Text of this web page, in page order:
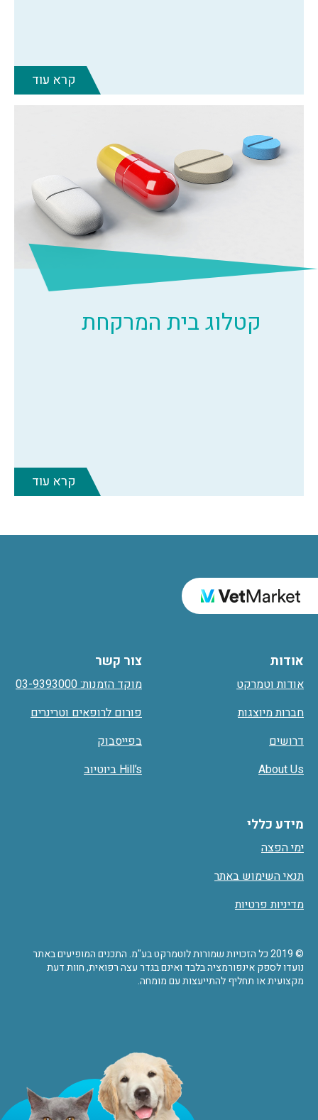
קרא עוד
קטלוג בית המרקחת
קרא עוד
אודות
אודות וטמרקט
חברות מיוצגות
דרושים
About Us
מידע כללי
ימי הפצה
תנאי השימוש באתר
מדיניות פרטיות
צור קשר
מוקד הזמנות: 03-9393000
פורום לרופאים וטרינרים
בפייסבוק
Hill’s ביוטיוב
© 2019 כל הזכויות שמורות לוטמרקט בע"מ. התכנים המופיעים באתר
נועדו לספק אינפורמציה בלבד ואינם בגדר עצה רפואית, חוות דעת
מקצועית או תחליף להתייעצות עם מומחה.